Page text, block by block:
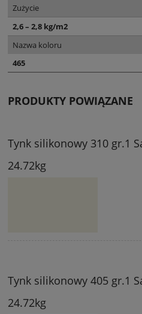
Zużycie
2,6 – 2,8 kg/m2
Nazwa koloru
465
PRODUKTY POWIĄZANE
Tynk silikonowy 310 gr.1
24.72kg
Tynk silikonowy 405 gr.1
24.72kg